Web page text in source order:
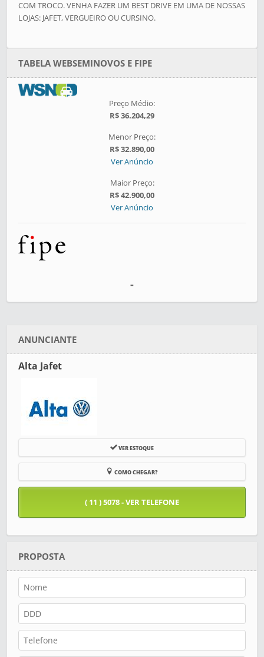
COM TROCO. VENHA FAZER UM BEST DRIVE EM UMA DE NOSSAS
LOJAS: JAFET, VERGUEIRO OU CURSINO.
TABELA WEBSEMINOVOS E FIPE
Preço Médio:
R$ 36.204,29
Menor Preço:
R$ 32.890,00
Ver Anúncio
Maior Preço:
R$ 42.900,00
Ver Anúncio
-
ANUNCIANTE
Alta Jafet
VER ESTOQUE
COMO CHEGAR?
( 11 ) 5078 - VER TELEFONE
PROPOSTA